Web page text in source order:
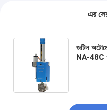
এর
জটিল
NA-48C